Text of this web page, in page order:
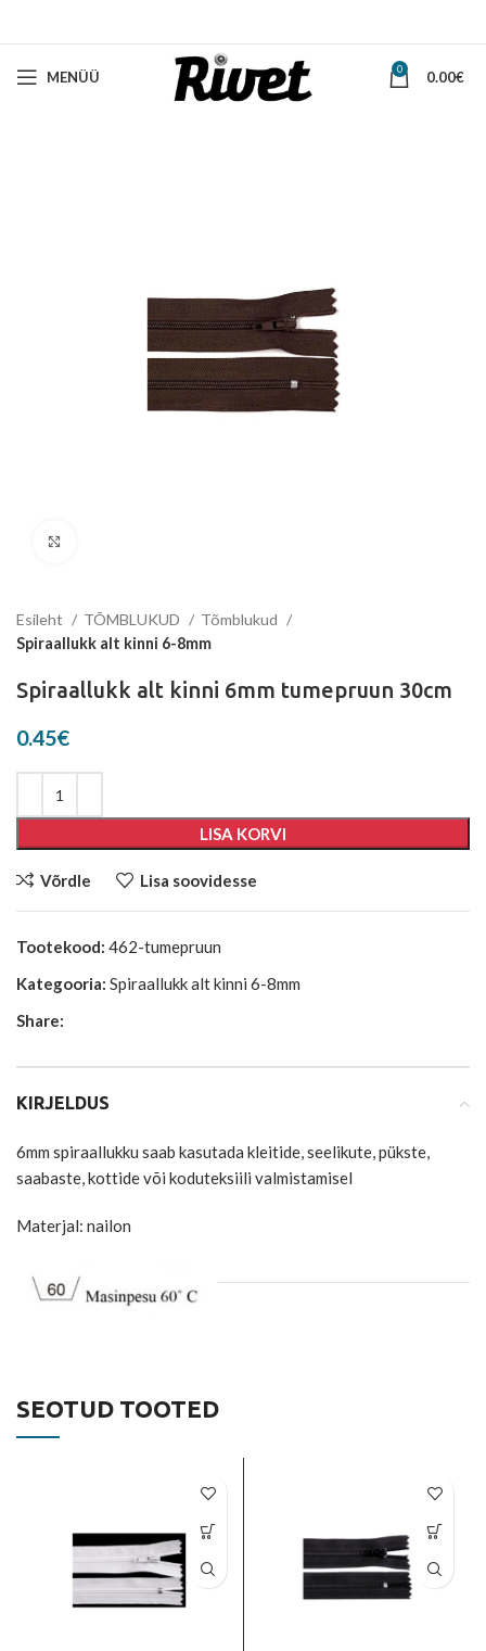
MENÜÜ 0 0.00€
Esileht TÕMBLUKUD
Tõmblukud
Spiraallukk alt kinni 6-8mm
Spiraallukk alt kinni 6mm tumepruun 30cm
0.45€
LISA KORVI
Võrdle Lisa soovidesse
Tootekood: 462-tumepruun
Kategooria: Spiraallukk alt kinni 6-8mm
Share:
KIRJELDUS
6mm spiraallukku saab kasutada kleitide, seelikute, pükste,
saabaste, kottide või koduteksiili valmistamisel
Materjal: nailon
SEOTUD TOOTED